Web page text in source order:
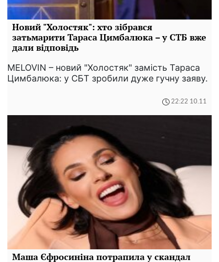
Новий "Холостяк": хто зібрався
затьмарити Тараса Цимбалюка – у СТБ вже
дали відповідь
MELOVIN – новий "Холостяк" замість Тараса
Цимбалюка: у СБТ зробили дуже гучну заяву.
22:22 10.11
Маша Єфросиніна потрапила у скандал